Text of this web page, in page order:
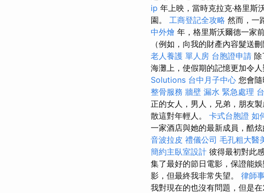
ip 年上映，當時克拉克·格里斯
園。 工商登記全攻略 然而，一
中外燴 年，格里斯沃爾德一家
（例如，向我的財產內容髮送
老人養護 單人房 台胞證申請 除
海灘上，使假期的記憶更加令人
Solutions 台中月子中心 您會
整骨服務 牆壁 漏水 緊急處理
正的女人，男人，兄弟，朋友
散這對年輕人。 卡式台胞證 如
一家酒店與她的最新成員，酷
音波拉皮 禮儀公司 毛孔粗大醫
簡約主臥室設計 彼得最初對此
集了最好的節日電影，保證能
影，但最終我非常失望。 律師
我對現在的也沒有問題，但是